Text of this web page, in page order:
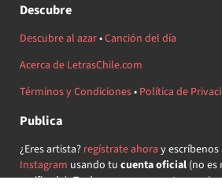
Descubre
Descubre al azar•Canción del día
Acerca de LetrasChile.com
Términos y Condiciones• Política de
Publica
¿Eres artista? regístrate ahora y
Instagram usando tu cuenta oficial(no es
verificada) ¡Te daremos acceso a tu